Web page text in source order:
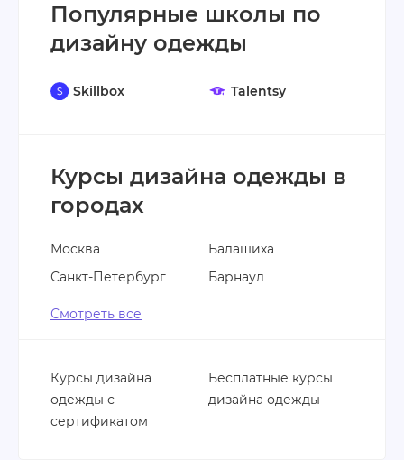
Популярные школы по
дизайну одежды
Skillbox Talentsy
Курсы дизайна одежды в
городах
Москва
Санкт-Петербург
Балашиха
Барнаул
Смотреть все
Курсы дизайна
одежды с
сертификатом
Бесплатные курсы
дизайна одежды